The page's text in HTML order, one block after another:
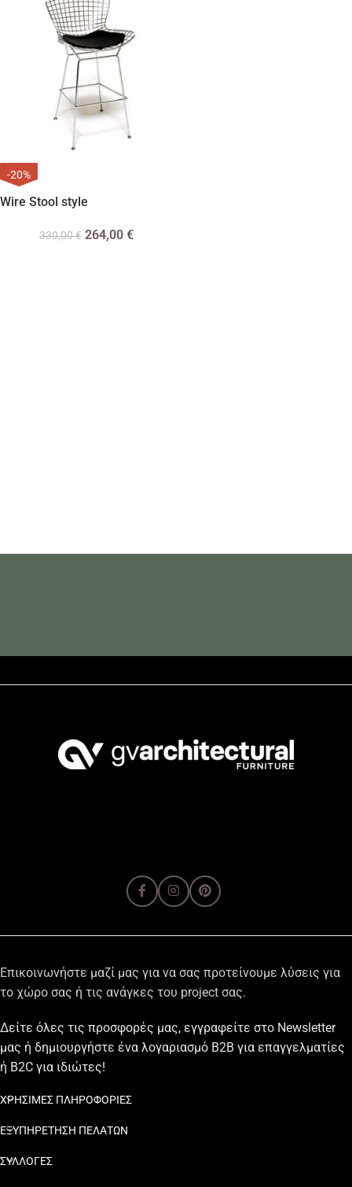
-20%
Wire Stool style
330,00€ 264,00 €
Επικοινωνήστε μαζί μας για να σας προτείνουμε λύσεις για
το χώρο σας ή τις ανάγκες του project σας.
Δείτε όλες τις προσφορές μας, εγγραφείτε στο Newsletter
μας ή δημιουργήστε ένα λογαριασμό B2B για επαγγελματίες
ή B2C για ιδιώτες!
ΧΡΗΣΙΜΕΣ ΠΛΗΡΟΦΟΡΙΕΣ
ΕΞΥΠΗΡΕΤΗΣΗ ΠΕΛΑΤΩΝ
ΣΥΛΛΟΓΕΣ